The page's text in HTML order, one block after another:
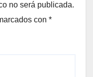
no será publicada.
con *